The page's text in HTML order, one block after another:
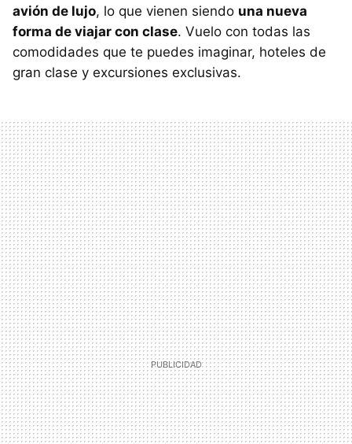
avión de lujo, lo que vienen siendo una nueva
forma de viajar con clase. Vuelo con todas las
comodidades que te puedes imaginar, hoteles de
gran clase y excursiones exclusivas.